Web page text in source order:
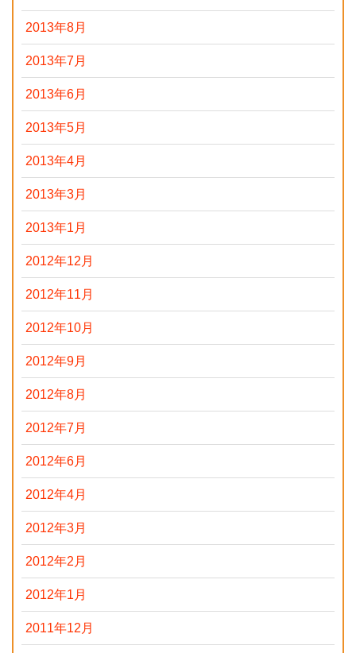
2013年8月
2013年7月
2013年6月
2013年5月
2013年4月
2013年3月
2013年1月
2012年12月
2012年11月
2012年10月
2012年9月
2012年8月
2012年7月
2012年6月
2012年4月
2012年3月
2012年2月
2012年1月
2011年12月